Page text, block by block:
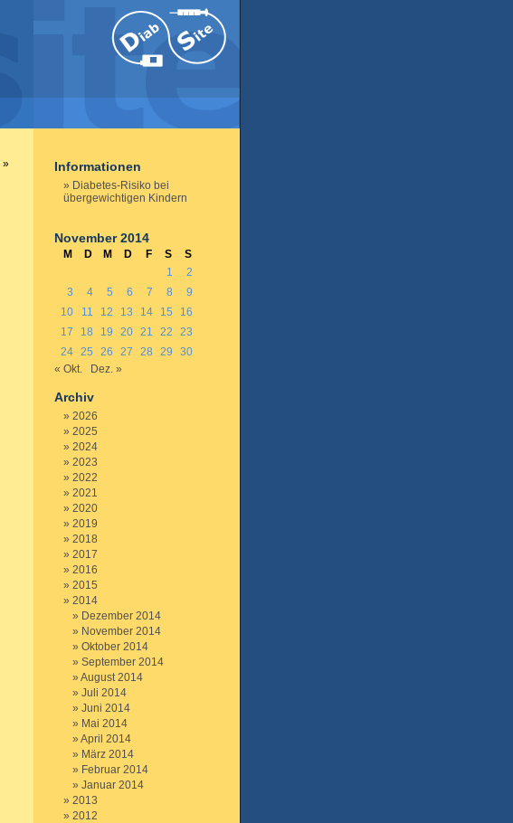
» Informationen
Diabetes-Risiko bei
übergewichtigen Kindern
November 2014
M D M D F S
S
1
2
3
4 5 6 7 8
9
10
11 12 13 14 15
16
17
18 19 20 21 22
23
24 25 26 27 28 29
30
« Okt.
Dez. »
Archiv
2026
2025
2024
2023
2022
2021
2020
2019
2018
2017
2016
2015
2014
Dezember 2014
November 2014
Oktober 2014
September 2014
August 2014
Juli 2014
Juni 2014
Mai 2014
April 2014
März 2014
Februar 2014
Januar 2014
2013
2012